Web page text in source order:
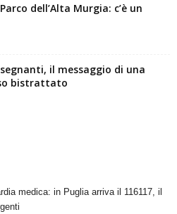
dell’Alta Murgia: c’è un
il messaggio di una
bistrattato
medica: in Puglia arriva il 116117, il